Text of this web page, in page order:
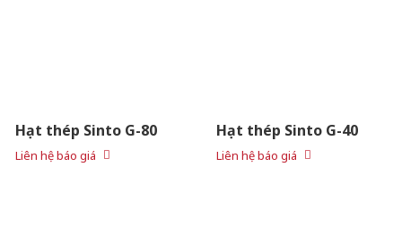
Hạt thép Sinto G-80
Liên hệ báo giá
Hạt thép Sinto G-40
Liên hệ báo giá